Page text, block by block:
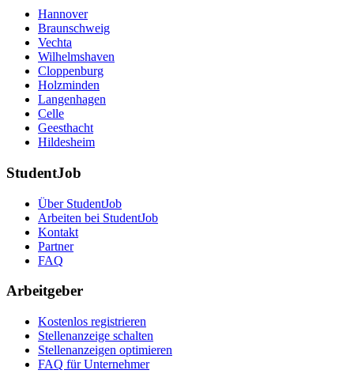
Hannover
Braunschweig
Vechta
Wilhelmshaven
Cloppenburg
Holzminden
Langenhagen
Celle
Geesthacht
Hildesheim
StudentJob
Über StudentJob
Arbeiten bei StudentJob
Kontakt
Partner
FAQ
Arbeitgeber
Kostenlos registrieren
Stellenanzeige schalten
Stellenanzeigen optimieren
FAQ für Unternehmer